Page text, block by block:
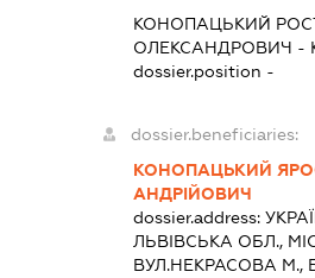
КОНОПАЦЬКИЙ
ОЛЕКСАНДРОВИЧ -
dossier.position -
dossier.beneficiaries:
КОНОПАЦЬКИЙ
АНДРІЙОВИЧ
dossier.address:
ЛЬВІВСЬКА ОБЛ.,
ВУЛ.НЕКРАСОВА М.,